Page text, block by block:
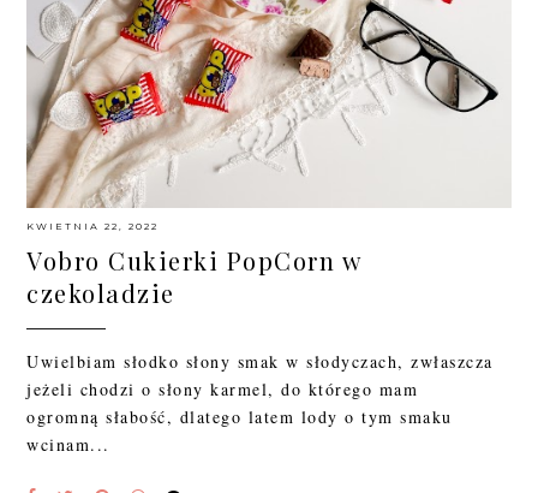
KWIETNIA 22, 2022
Vobro Cukierki PopCorn w
czekoladzie
Uwielbiam słodko słony smak w słodyczach, zwłaszcza
jeżeli chodzi o słony karmel, do którego mam
ogromną słabość, dlatego latem lody o tym smaku
wcinam...